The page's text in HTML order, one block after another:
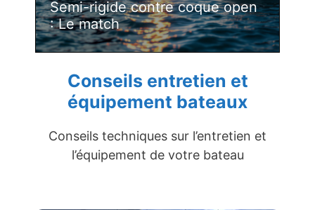
Semi-rigide contre coque open
: Le match
Conseils entretien et
équipement bateaux
Conseils techniques sur l’entretien et
l’équipement de votre bateau